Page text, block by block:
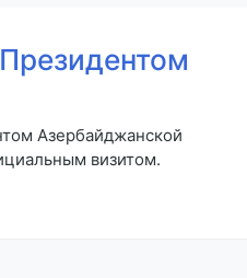
Азербайджанской
визитом.